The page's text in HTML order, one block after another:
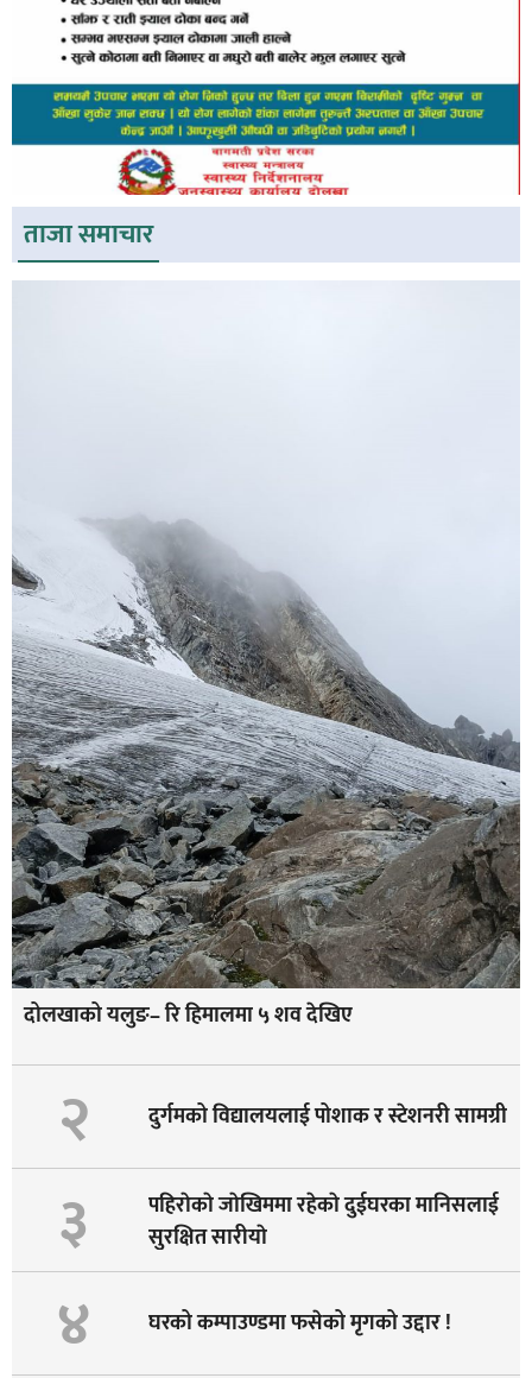
ताजा समाचार
दोलखाको यलुङ– रि हिमालमा ५ शव देखिए
२ दुर्गमको विद्यालयलाई पोशाक र स्टेशनरी सामग्री
३
पहिराेकाे जाेखिममा रहेकाे दुईघरका मानिसलाई
सुरक्षित सारीयाे
४ घरको कम्पाउण्डमा फसेको मृगको उद्दार !